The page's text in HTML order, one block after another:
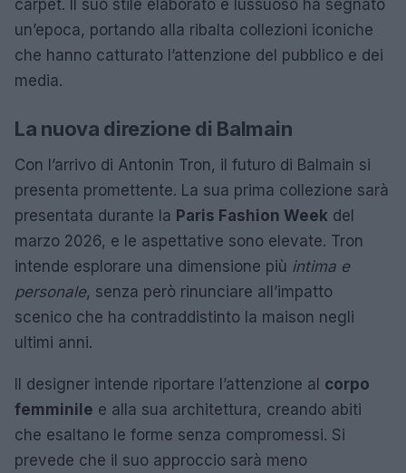
carpet. Il suo stile elaborato e lussuoso ha segnato
un’epoca, portando alla ribalta collezioni iconiche
che hanno catturato l’attenzione del pubblico e dei
media.
La nuova direzione di Balmain
Con l’arrivo di Antonin Tron, il futuro di Balmain si
presenta promettente. La sua prima collezione sarà
presentata durante la Paris Fashion Week del
marzo 2026, e le aspettative sono elevate. Tron
intende esplorare una dimensione più intima e
personale, senza però rinunciare all’impatto
scenico che ha contraddistinto la maison negli
ultimi anni.
Il designer intende riportare l’attenzione al corpo
femminile e alla sua architettura, creando abiti
che esaltano le forme senza compromessi. Si
prevede che il suo approccio sarà meno